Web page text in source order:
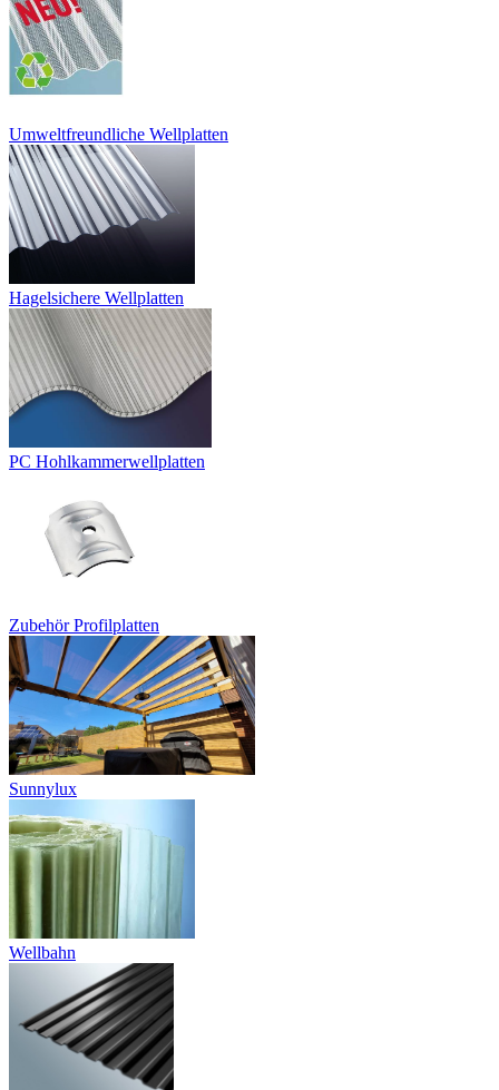
Umweltfreundliche Wellplatten
Hagelsichere Wellplatten
PC Hohlkammerwellplatten
Zubehör Profilplatten
Sunnylux
Wellbahn